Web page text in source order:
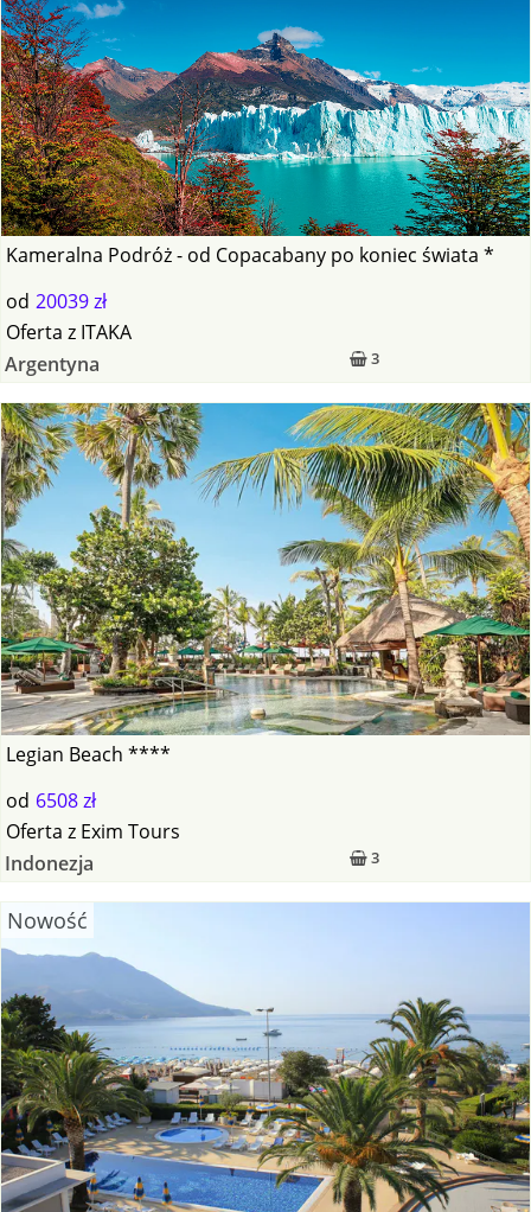
Kameralna Podróż - od Copacabany po koniec świata *
od 20039 zł
3
Oferta z ITAKA
Argentyna
Legian Beach ****
od 6508 zł
3
Oferta z Exim Tours
Indonezja
Nowość